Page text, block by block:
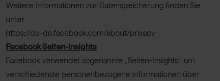
Weitere Informationen zur Datenspeicherung finden Sie
unter:
https://de-de.facebook.com/about/privacy
Facebook Seiten-Insights
Facebook verwendet sogenannte „Seiten-Insights“, um
verschiedenste personenbezogene Informationen über